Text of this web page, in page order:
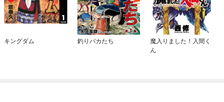
キングダム 釣りバカたち
魔入りました！入間く
ん